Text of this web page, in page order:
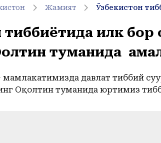
Жамият
тиббиётида илк бор
туманида
давлат тиббий
Оқолтин туманида юртимиз